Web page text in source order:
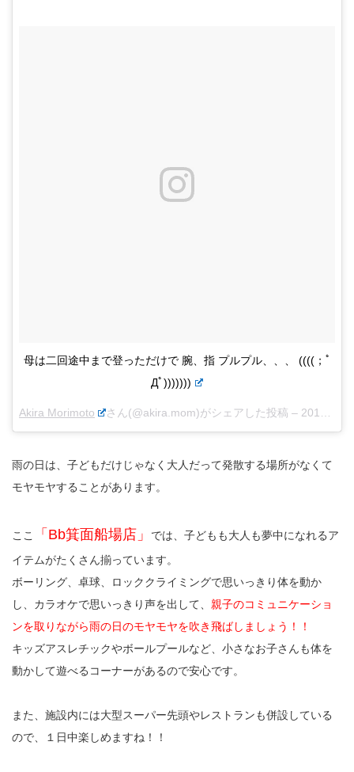
母は二回途中まで登っただけで 腕、指 プルプル、、、 ((((；ﾟ
Дﾟ)))))))
Akira Morimoto さん(@akira.mom)がシェアした投稿 – 2017年10月月15日午後7時29分PDT
雨の日は、子どもだけじゃなく大人だって発散する場所がなくて
モヤモヤすることがあります。
ここ 「Bb箕面船場店」
では、子どもも大人も夢中になれるア
イテムがたくさん揃っています。
ボーリング、卓球、ロッククライミングで思いっきり体を動か
し、カラオケで思いっきり声を出して、 親子のコミュニケーショ
ンを取りながら雨の日のモヤモヤを吹き飛ばしましょう！！
キッズアスレチックやボールプールなど、小さなお子さんも体を
動かして遊べるコーナーがあるので安心です。
また、施設内には大型スーパー先頭やレストランも併設している
ので、１日中楽しめますね！！